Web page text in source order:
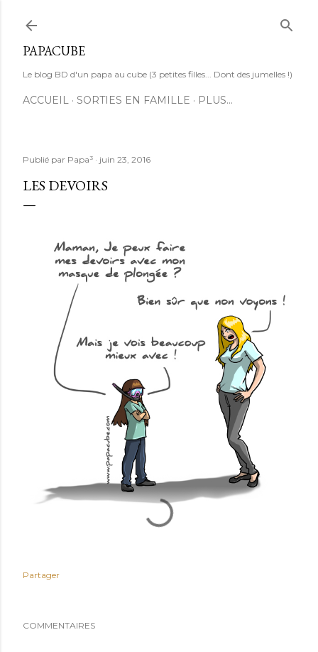
PAPACUBE
Le blog BD d'un papa au cube (3 petites filles... Dont des jumelles !)
ACCUEIL SORTIES EN FAMILLE PLUS…
Publié par Papa³ juin 23, 2016
LES DEVOIRS
Partager
COMMENTAIRES